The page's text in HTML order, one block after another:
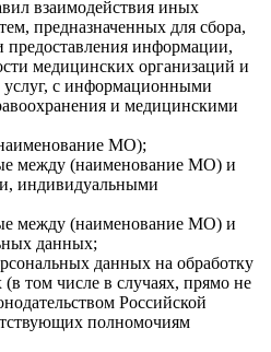
взаимодействия иных
предназначенных для сбора,
предоставления информации,
медицинских организаций и
с информационными
и медицинскими
МО);
между (наименование МО) и
индивидуальными
между (наименование МО) и
данных;
данных на обработку
том числе в случаях, прямо не
Российской
полномочиям